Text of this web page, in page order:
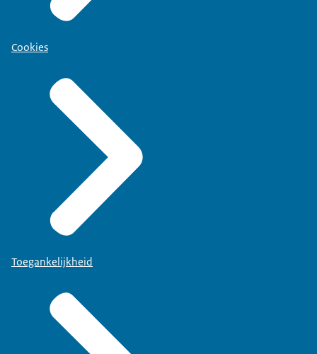
Cookies
Toegankelijkheid